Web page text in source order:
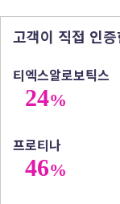
고객이 직접 인
티엑스알로보틱스
24%
프로티나
46%